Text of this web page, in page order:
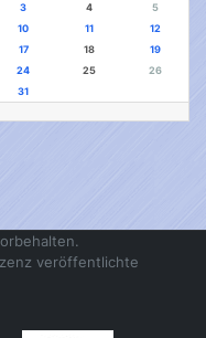
3 4
5
10 11
12
17 18
19
24 25
26
31
veröffentlichte